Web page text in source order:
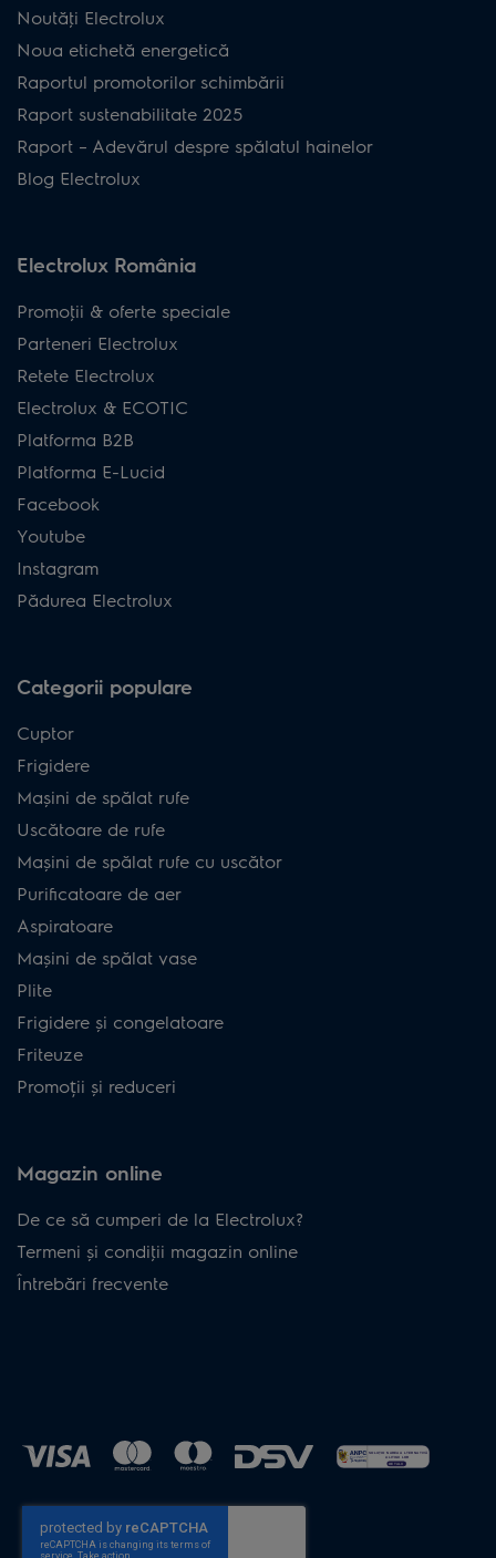
Noutăţi Electrolux
Noua etichetă energetică
Raportul promotorilor schimbării
Raport sustenabilitate 2025
Raport – Adevărul despre spălatul hainelor
Blog Electrolux
Electrolux România
Promoţii & oferte speciale
Parteneri Electrolux
Retete Electrolux
Electrolux & ECOTIC
Platforma B2B
Platforma E-Lucid
Facebook
Youtube
Instagram
Pădurea Electrolux
Categorii populare
Cuptor
Frigidere
Mașini de spălat rufe
Uscătoare de rufe
Mașini de spălat rufe cu uscător
Purificatoare de aer
Aspiratoare
Mașini de spălat vase
Plite
Frigidere și congelatoare
Friteuze
Promoții și reduceri
Magazin online
De ce să cumperi de la Electrolux?
Termeni și condiţii magazin online
Întrebări frecvente